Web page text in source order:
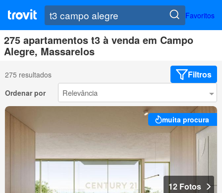
Favoritos
275 apartamentos t3 à venda em Campo
Alegre, Massarelos
275 resultados Filtros
Ordenar por
muita procura
12 Fotos